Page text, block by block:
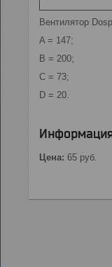
Вентилятор
A = 147;
B = 200;
C = 73;
D = 20.
Цена: 65 руб.